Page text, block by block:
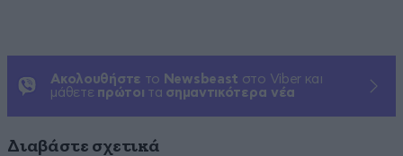
Ακολουθήστε το Newsbeast στο Viber και
μάθετε πρώτοι τα σημαντικότερα νέα
Διαβάστε σχετικά